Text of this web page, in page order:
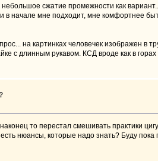
сжатие промежности как
начале мне подходит, мне комфортнее
на картинках человечек изображен в
с длинным рукавом. КСД вроде как в
то перестал смешивать практики
нюансы, которые надо знать? Буду